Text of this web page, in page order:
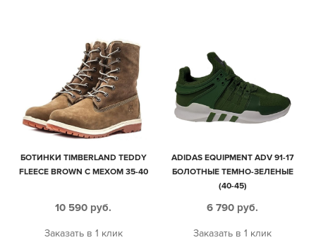
БОТИНКИ TIMBERLAND TEDDY
FLEECE BROWN С МЕХОМ 35-40
10 590 руб.
Заказать в 1 клик
ADIDAS EQUIPMENT ADV 91-17
БОЛОТНЫЕ ТЕМНО-ЗЕЛЕНЫЕ
(40-45)
6 790 руб.
Заказать в 1 клик